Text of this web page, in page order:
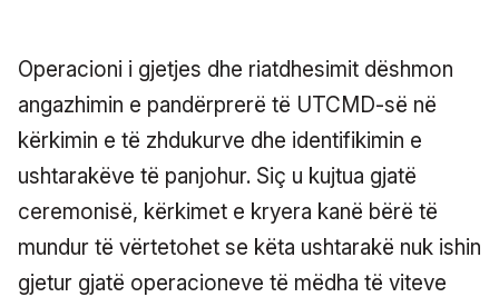
Operacioni i gjetjes dhe riatdhesimit dëshmon
angazhimin e pandërprerë të UTCMD-së në
kërkimin e të zhdukurve dhe identifikimin e
ushtarakëve të panjohur. Siç u kujtua gjatë
ceremonisë, kërkimet e kryera kanë bërë të
mundur të vërtetohet se këta ushtarakë nuk ishin
gjetur gjatë operacioneve të mëdha të viteve